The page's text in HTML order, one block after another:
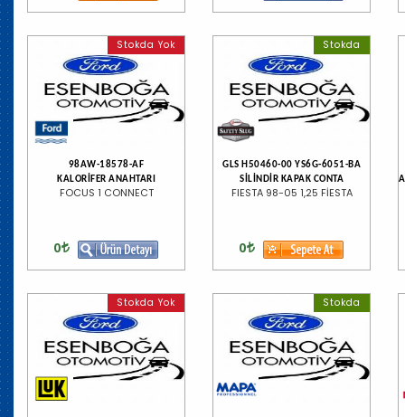
Stokda Yok
98AW-18578-AF
KALORİFER ANAHTARI
FOCUS 1 CONNECT
0
Stokda
GLS H50460-00 YS6G-6051-BA
SİLİNDİR KAPAK CONTA
FIESTA 98-05 1,25 FİESTA
0
Stokda Yok Stokda